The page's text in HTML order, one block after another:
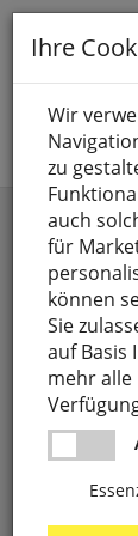
Toggle
Funk
Funk-
Ihre
Wir
zu
auch
für
können
Sie
auf Basis
mehr